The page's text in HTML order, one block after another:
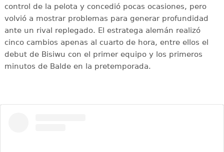
control de la pelota y concedió pocas ocasiones, pero
volvió a mostrar problemas para generar profundidad
ante un rival replegado. El estratega alemán realizó
cinco cambios apenas al cuarto de hora, entre ellos el
debut de Bisiwu con el primer equipo y los primeros
minutos de Balde en la pretemporada.